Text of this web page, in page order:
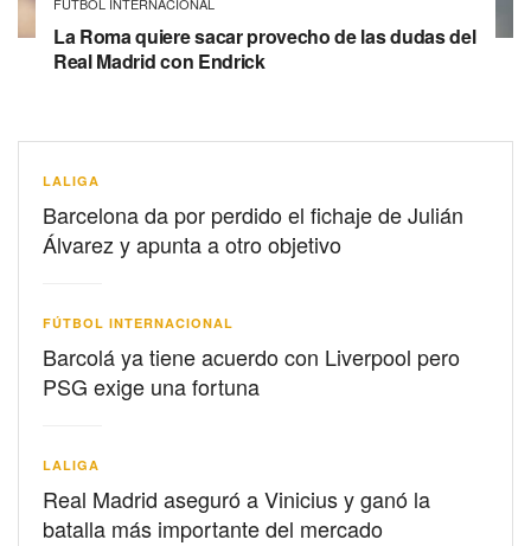
FÚTBOL INTERNACIONAL
La Roma quiere sacar provecho de las dudas del
Real Madrid con Endrick
LALIGA
Barcelona da por perdido el fichaje de Julián
Álvarez y apunta a otro objetivo
FÚTBOL INTERNACIONAL
Barcolá ya tiene acuerdo con Liverpool pero
PSG exige una fortuna
LALIGA
Real Madrid aseguró a Vinicius y ganó la
batalla más importante del mercado